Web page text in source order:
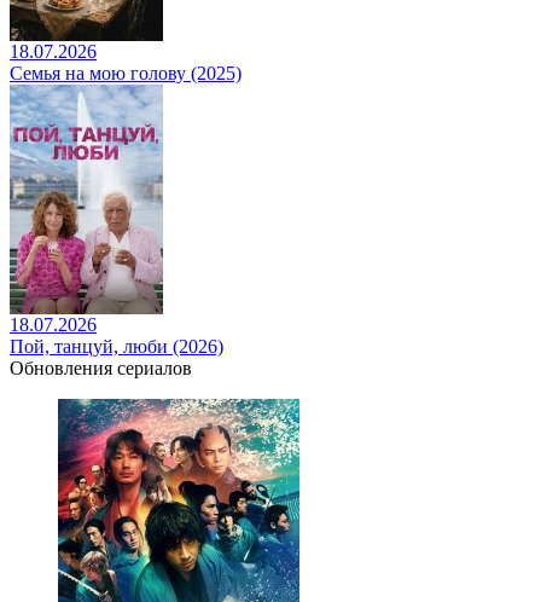
18.07.2026
Семья на мою голову (2025)
18.07.2026
Пой, танцуй, люби (2026)
Обновления сериалов